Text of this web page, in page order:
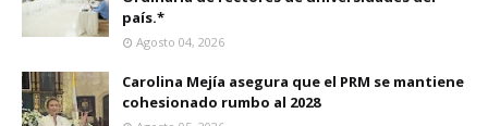
país.*
Agosto 04, 2026
Carolina Mejía asegura que el PRM se mantiene
cohesionado rumbo al 2028